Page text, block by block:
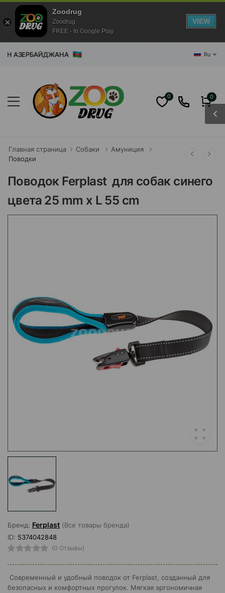
АЗЕРБАЙДЖАНА Ru
0 0
Главная страница Собаки
Амуниция
Поводки
Поводок Ferplast для собак синего
цвета 25 mm x L 55 cm
Бренд: Ferplast (Все товары бренда)
ID: 5374042848
(0 Отзывы)
Современный и удобный поводок от Ferplast, созданный для
безопасных и комфортных прогулок. Мягкая эргономичная
Zoodrug
Zoodrug
FREE - In Google Play
VIEW